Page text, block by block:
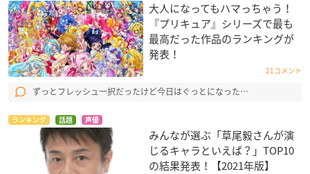
大人になってもハマっちゃう！
『プリキュア』シリーズで最も
最高だった作品のランキングが
発表！
21コメント
ずっとフレッシュ一択だったけど今日はぐっとになった…
ランキング 話題 声優
みんなが選ぶ「草尾毅さんが演
じるキャラといえば？」TOP10
の結果発表！【2021年版】